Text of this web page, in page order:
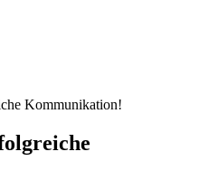
Kommunikation!